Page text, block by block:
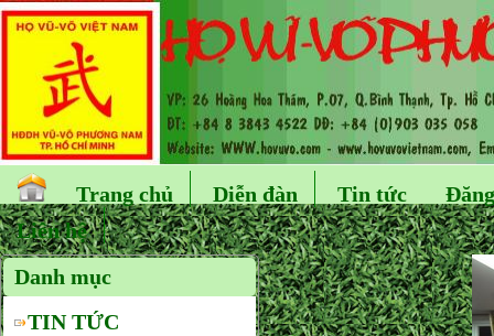
Trang chủ Diễn đàn Tin tức
Liên hệ
Danh mục
TIN TỨC